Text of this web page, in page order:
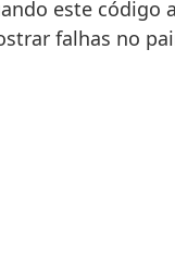
este código
falhas no